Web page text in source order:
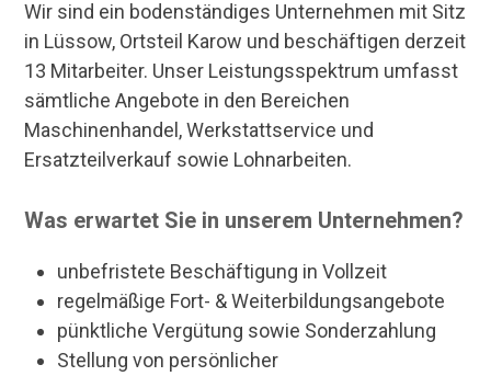
Wir sind ein bodenständiges Unternehmen mit Sitz
in Lüssow, Ortsteil Karow und beschäftigen derzeit
13 Mitarbeiter. Unser Leistungsspektrum umfasst
sämtliche Angebote in den Bereichen
Maschinenhandel, Werkstattservice und
Ersatzteilverkauf sowie Lohnarbeiten.
Was erwartet Sie in unserem Unternehmen?
unbefristete Beschäftigung in Vollzeit
regelmäßige Fort- & Weiterbildungsangebote
pünktliche Vergütung sowie Sonderzahlung
Stellung von persönlicher